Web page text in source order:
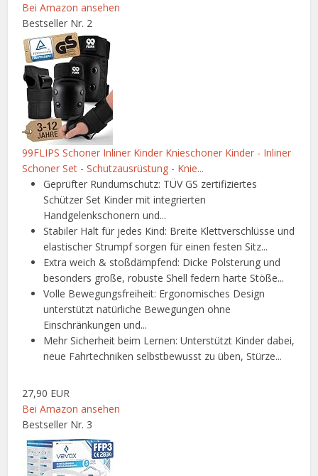
Bei Amazon ansehen
Bestseller Nr. 2
99FLIPS Schoner Inliner Kinder Knieschoner Kinder - Inliner
Schoner Set - Schutzausrüstung - Knie...
Geprüfter Rundumschutz: TÜV GS zertifiziertes
Schützer Set Kinder mit integrierten
Handgelenkschonern und...
Stabiler Halt für jedes Kind: Breite Klettverschlüsse und
elastischer Strumpf sorgen für einen festen Sitz...
Extra weich & stoßdämpfend: Dicke Polsterung und
besonders große, robuste Shell federn harte Stöße...
Volle Bewegungsfreiheit: Ergonomisches Design
unterstützt natürliche Bewegungen ohne
Einschränkungen und...
Mehr Sicherheit beim Lernen: Unterstützt Kinder dabei,
neue Fahrtechniken selbstbewusst zu üben, Stürze...
27,90 EUR
Bei Amazon ansehen
Bestseller Nr. 3